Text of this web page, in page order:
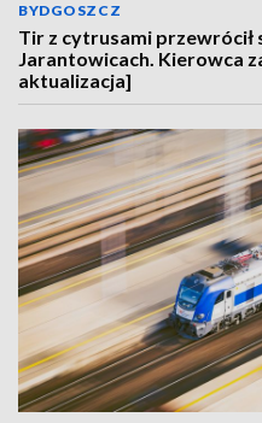
BYDGOSZCZ
Tir z cytrusami przewrócił
Jarantowicach. Kierowca
aktualizacja]